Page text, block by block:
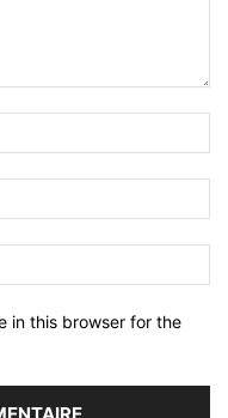
in this browser for the